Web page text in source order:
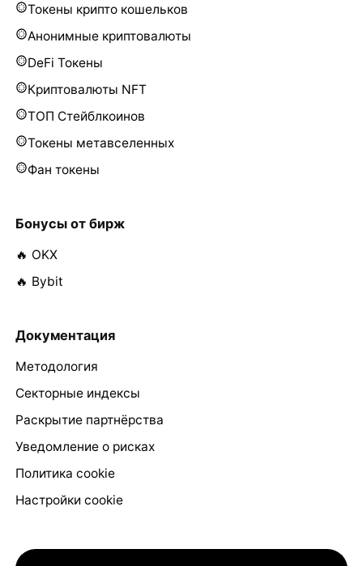
Токены крипто кошельков
Анонимные криптовалюты
DeFi Токены
Криптовалюты NFT
ТОП Стейблкоинов
Токены метавселенных
Фан токены
Бонусы от бирж
🔥 OKX
🔥 Bybit
Документация
Методология
Секторные индексы
Раскрытие партнёрства
Уведомление о рисках
Политика cookie
Настройки cookie